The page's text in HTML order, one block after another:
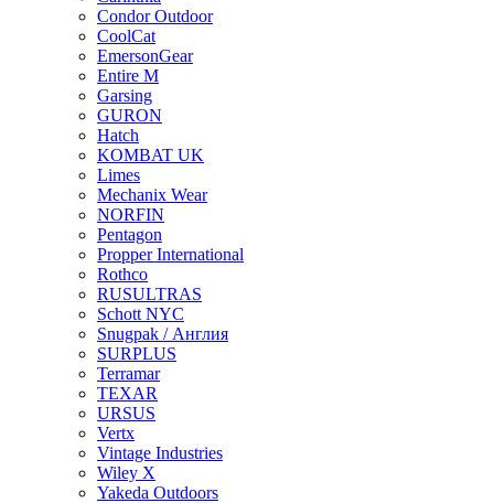
Condor Outdoor
CoolCat
EmersonGear
Entire M
Garsing
GURON
Hatch
KOMBAT UK
Limes
Mechanix Wear
NORFIN
Pentagon
Propper International
Rothco
RUSULTRAS
Schott NYC
Snugpak / Англия
SURPLUS
Terramar
TEXAR
URSUS
Vertx
Vintage Industries
Wiley X
Yakeda Outdoors